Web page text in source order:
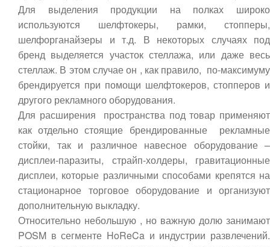
Для выделения продукции на полках широко
используются шелфтокеры, рамки, стопперы,
шелфорганайзеры и т.д. В некоторых случаях под
бренд выделяется участок стеллажа, или даже весь
стеллаж. В этом случае он , как правило, по-максимуму
брендируется при помощи шелфтокеров, стопперов и
другого рекламного оборудования.
Для расширения пространства под товар применяют
как отдельно стоящие брендированные рекламные
стойки, так и различное навесное оборудование –
дисплеи-паразиты, страйп-холдеры, гравитационные
дисплеи, которые различными способами крепятся на
стационарное торговое оборудование и организуют
дополнительную выкладку.
Относительно небольшую , но важную долю занимают
POSM в сегменте HoReCa и индустрии развлечений.